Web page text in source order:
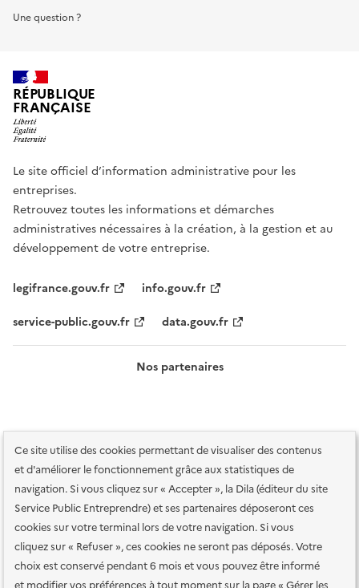
Ce site utilise des cookies permettant de visualiser des contenus
et d'améliorer le fonctionnement grâce aux statistiques de
navigation. Si vous cliquez sur « Accepter », la Dila (éditeur du site
Service Public Entreprendre) et ses partenaires déposeront ces
cookies sur votre terminal lors de votre navigation. Si vous
cliquez sur « Refuser », ces cookies ne seront pas déposés. Votre
choix est conservé pendant 6 mois et vous pouvez être informé
Une question ?
RÉPUBLIQUE
FRANÇAISE
Le site officiel d’information administrative pour les
entreprises.
Retrouvez toutes les informations et démarches
administratives nécessaires à la création, à la gestion et au
développement de votre entreprise.
legifrance.gouv.fr
info.gouv.fr
service-public.gouv.fr
data.gouv.fr
Nos partenaires
Plan du site Accessibilité : totalement conforme
Accessibilité des
services en ligne
Mentions légales Données personnelles et sécurité
Conditions générales d'utilisation
Gestion des cookies